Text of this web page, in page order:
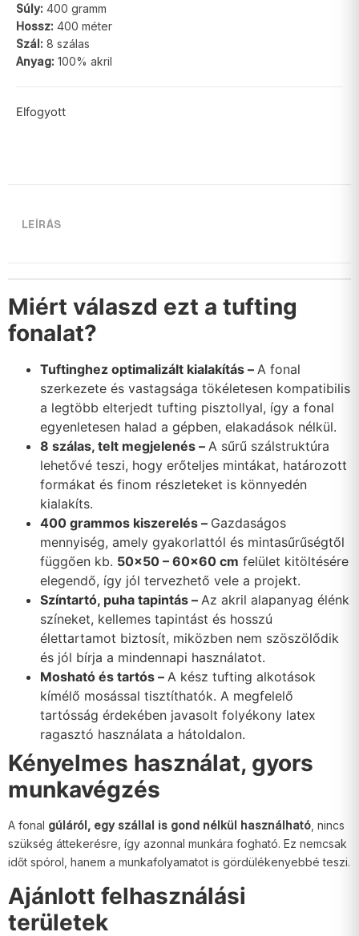
Súly: 400 gramm
Hossz: 400 méter
Szál: 8 szálas
Anyag: 100% akril
Elfogyott
LEÍRÁS
Miért válaszd ezt a tufting
fonalat?
Tuftinghez optimalizált kialakítás – A fonal
szerkezete és vastagsága tökéletesen kompatibilis
a legtöbb elterjedt tufting pisztollyal, így a fonal
egyenletesen halad a gépben, elakadások nélkül.
8 szálas, telt megjelenés – A sűrű szálstruktúra
lehetővé teszi, hogy erőteljes mintákat, határozott
formákat és finom részleteket is könnyedén
kialakíts.
400 grammos kiszerelés – Gazdaságos
mennyiség, amely gyakorlattól és mintasűrűségtől
függően kb. 50×50 – 60×60 cm felület kitöltésére
elegendő, így jól tervezhető vele a projekt.
Színtartó, puha tapintás – Az akril alapanyag élénk
színeket, kellemes tapintást és hosszú
élettartamot biztosít, miközben nem szöszölődik
és jól bírja a mindennapi használatot.
Mosható és tartós – A kész tufting alkotások
kímélő mosással tisztíthatók. A megfelelő
tartósság érdekében javasolt folyékony latex
ragasztó használata a hátoldalon.
Kényelmes használat, gyors
munkavégzés
A fonal gúláról, egy szállal is gond nélkül használható , nincs
szükség áttekerésre, így azonnal munkára fogható. Ez nemcsak
időt spórol, hanem a munkafolyamatot is gördülékenyebbé teszi.
Ajánlott felhasználási
területek